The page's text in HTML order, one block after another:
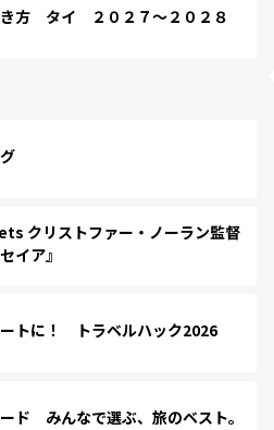
方 タイ ２０２７～２０２８
クリストファー・ノーラン監督
イア』
トに！ トラベルハック2026
ド みんなで選ぶ、旅のベスト。